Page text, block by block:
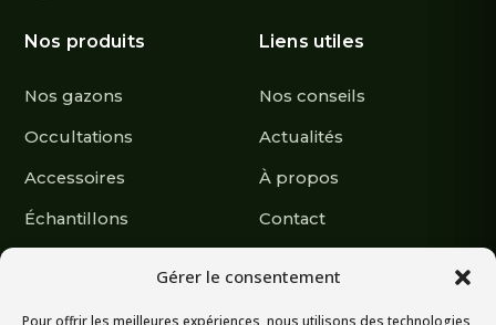
Gérer le consentement
Pour offrir les meilleures expériences, nous utilisons des technologies
Nos produits
Nos gazons
Occultations
Accessoires
Échantillons
Liens utiles
Nos conseils
Actualités
À propos
Contact